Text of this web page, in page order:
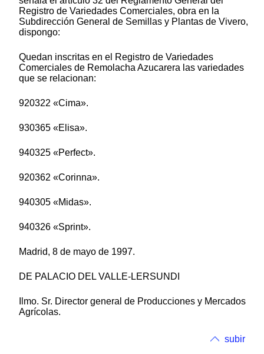
Registro de Variedades Comerciales, obra en la
Subdirección General de Semillas y Plantas de Vivero,
dispongo:
Quedan inscritas en el Registro de Variedades
Comerciales de Remolacha Azucarera las variedades
que se relacionan:
920322 «Cima».
930365 «Elisa».
940325 «Perfect».
920362 «Corinna».
940305 «Midas».
940326 «Sprint».
Madrid, 8 de mayo de 1997.
DE PALACIO DEL VALLE-LERSUNDI
Ilmo. Sr. Director general de Producciones y Mercados
Agrícolas.
subir